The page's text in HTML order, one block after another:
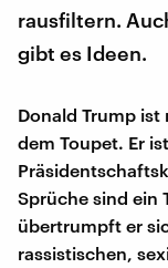
rausfiltern.
gibt es Ideen.
Donald Trump
dem Toupet. Er
Sprüche sind ein
übertrumpft er
rassistischen,